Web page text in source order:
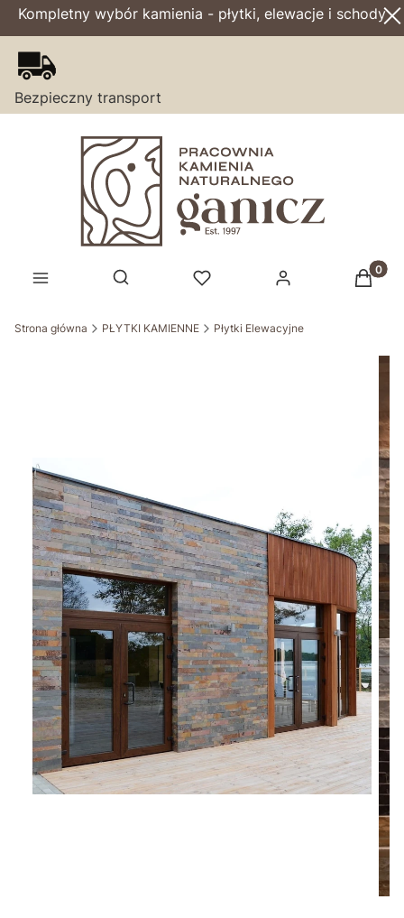
Kompletny wybór kamienia - płytki, elewacje i schody
Bezpieczny transport
Otwórz wyszukiwarkę
Strona główna PŁYTKI KAMIENNE Płytki Elewacyjne